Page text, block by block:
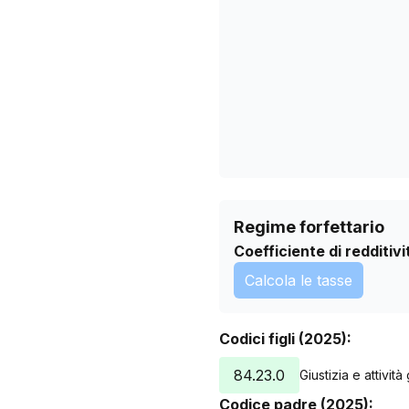
Regime forfettario
Coefficiente di
Calcola le tasse
Codici figli (2025):
84.23.0
Giustizia e attività
Codice padre (2025):